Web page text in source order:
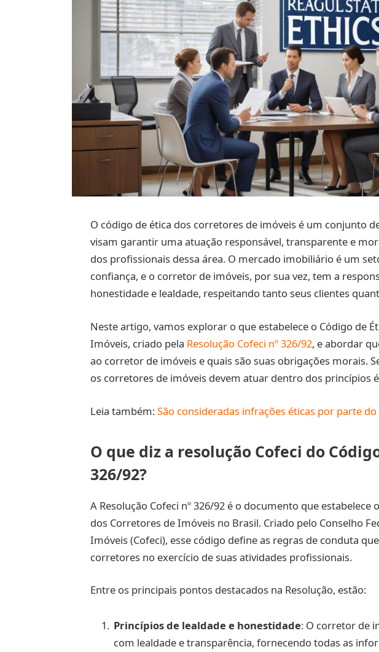
O código de ética dos corretores de imóveis é um conjunto
visam garantir uma atuação responsável, transparente e
dos profissionais dessa área. O mercado imobiliário é um
confiança, e o corretor de imóveis, por sua vez, tem a
honestidade e lealdade, respeitando tanto seus clientes
Neste artigo, vamos explorar o que estabelece o Código de
Imóveis, criado pela Resolução Cofeci nº 326/92, e abordar
ao corretor de imóveis e quais são suas obrigações morais.
os corretores de imóveis devem atuar dentro dos princípios
Leia também:São consideradas infrações éticas por parte
O que diz a resolução Cofeci do
326/92?
A Resolução Cofeci nº 326/92 é o documento que estabelece
dos Corretores de Imóveis no Brasil. Criado pelo Conselho
Imóveis (Cofeci), esse código define as regras de conduta
corretores no exercício de suas atividades profissionais.
Entre os principais pontos destacados na Resolução, estão:
Princípios de lealdade e honestidade: O corretor de
com lealdade e transparência, fornecendo todas as